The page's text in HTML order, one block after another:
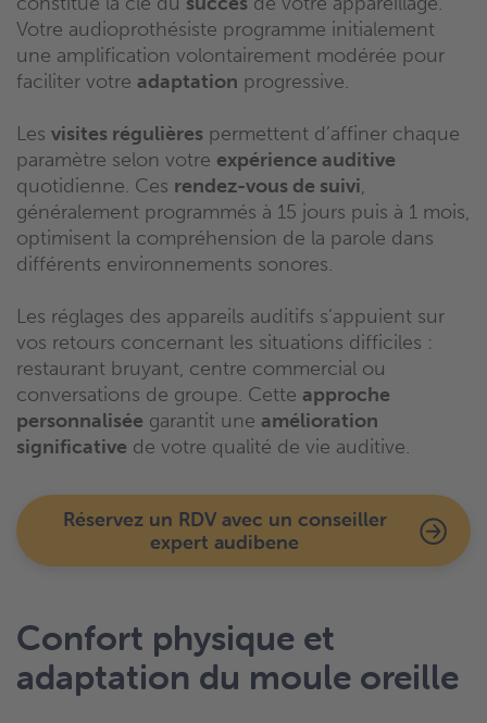
Votre audioprothésiste programme initialement
une amplification volontairement modérée pour
faciliter votre adaptation progressive.
Les visites régulières permettent d’affiner chaque
paramètre selon votre expérience auditive
quotidienne. Ces rendez-vous de suivi,
généralement programmés à 15 jours puis à 1 mois,
optimisent la compréhension de la parole dans
différents environnements sonores.
Les réglages des appareils auditifs s’appuient sur
vos retours concernant les situations difficiles :
restaurant bruyant, centre commercial ou
conversations de groupe. Cette approche
personnalisée garantit une amélioration
significative de votre qualité de vie auditive.
Réservez un RDV avec un conseiller
expert audibene
Confort physique et
adaptation du moule oreille